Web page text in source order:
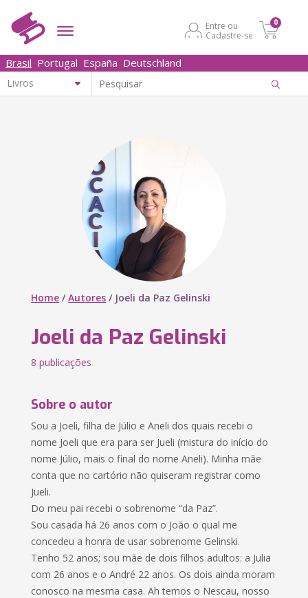
Entre ou
Cadastre-se
0
Brasil Portugal España Deutschland
Home /Autores / Joeli da Paz Gelinski
Joeli da Paz Gelinski
8 publicações
Sobre o autor
Sou a Joeli, filha de Júlio e Aneli dos quais recebi o
nome Joeli que era para ser Jueli (mistura do início do
nome Júlio, mais o final do nome Aneli). Minha mãe
conta que no cartório não quiseram registrar como
Jueli.
Do meu pai recebi o sobrenome “da Paz”.
Sou casada há 26 anos com o João o qual me
concedeu a honra de usar sobrenome Gelinski.
Tenho 52 anos; sou mãe de dois filhos adultos: a Julia
com 26 anos e o André 22 anos. Os dois ainda moram
conosco na mesma casa. Ah temos o Nescau, nosso